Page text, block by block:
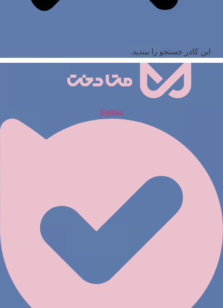
این کادر جستجو را ببندید.
Eeitaa